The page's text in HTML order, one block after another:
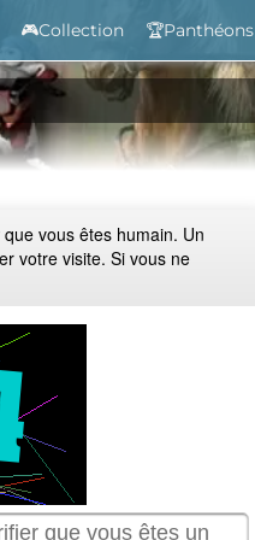
🎮Collection 🏆Panthéons
vous êtes humain. Un
votre visite. Si vous ne